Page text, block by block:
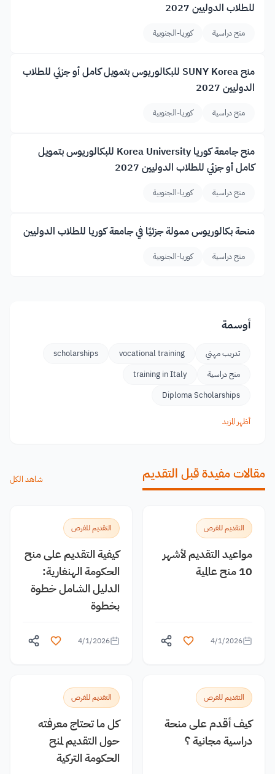
للطلاب الدوليين 2027
منح دراسية كوريا-الجنوبية
منح SUNY Korea للبكالوريوس بتمويل كامل أو جزئي للطلاب
الدوليين 2027
منح دراسية كوريا-الجنوبية
منح جامعة كوريا Korea University للبكالوريوس بتمويل
كامل أو جزئي للطلاب الدوليين 2027
منح دراسية كوريا-الجنوبية
منحة بكالوريوس ممولة جزئيًا في جامعة كوريا للطلاب الدوليين
منح دراسية كوريا-الجنوبية
أوسمة
تدريب مهني vocational training
scholarships
منح دراسية
training in Italy
Diploma Scholarships
أظهر المزيد
مقالات مفيدة قبل التقديم شاهد الكل
التقديم للفرص
مواعيد التقديم لأشهر
10 منح عالمية
4/1/2026
التقديم للفرص
كيفية التقديم على منح
الحكومة الهنغارية:
الدليل الشامل خطوة
بخطوة
4/1/2026
التقديم للفرص
كيف أقدم على منحة
دراسية مجانية ؟
التقديم للفرص
كل ما تحتاج معرفته
حول التقديم لمنح
الحكومة التركية